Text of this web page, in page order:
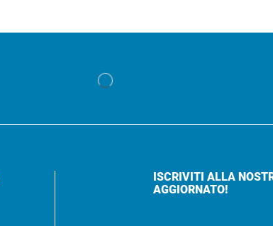
ISCRIVITI ALLA
AGGIORNATO!